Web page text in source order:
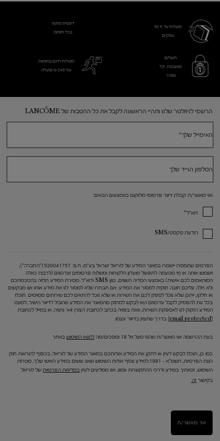
משלוח עד 6 ימי
עסקים​
דוגמית מתנה
בכל הזמנה
תשלום
מאובטח, קל
ומהיר
משלוח חינם בהזמנת
של 249 ₪ ומעלה
הרשמי לניוזלטר שלנו ותהיי הראשונה לקבל את כל ההטבות של LANCÔME
האימייל שלך*
הטלפון הנייד שלך
אני מאשר/ת קבלת דיוור פרסומי מלנקום באמצעים הבאים:
דוא"ל*
הודעת טקסט/SMS
הפרטים שתמסרו יישמרו במאגר המידע של לוריאל ישראל בע"מ, ח.פ. 520041757 ("החברה"),
וישמשו אותה או מי מטעמה לתפעול מועדון הלקוחות ומשלוח פרסומים ועדכונים (לרבות כאלה
המותאמים לכם אישית) באמצעי המדיה השונים, כגון SMS ודוא"ל. מסירת המידע תלויה בהסכמתכם
ולא חלה עליכם חובה חוקית למסור את המידע. אם תבחרו שלא למסור לנו את מידע אותו אנו מבקשים
או חלקו, ייתכן שלא נוכל לספק לכם את השירות או שלא נוכל להתאים לכם שירותים מסוימים. תוכלו
בכל עת להפסיק לקבל עדכונים ו/או לבקש למחוק מהמאגר את המידע שהוביל לדיוור הישיר, למעט
המידע הזקוק לנו לאספקת השירות, וזאת בפניה בכתב לכתובת הצורן 4א' נתניה, או במייל לכתובת
[email protected]
בדרך שתצוין בדיוור עצמו.
בעת ההרשמה אני מאשר/ת שהנני מעל גיל 18 ומסכים/מה לתנאי השימוש באתר
כמו כן, תוכלו לבקש לעיין או לתקן את המידע אודותכם במאגר המידע של לוריאל, בכפוף להוראות חוק
הגנת הפרטיות, תשמ"א – 1981.למידע נוסף אודות השימוש שאנו עושים במידע האישי שלך, מטרות
השימוש, זכויותיך במידע ודרכי ההתקשרות עמנו, אנו ממליצים לעיין במדיניות הפרטיות של לוריאל
בקישור זה.
אני מאשר/ת